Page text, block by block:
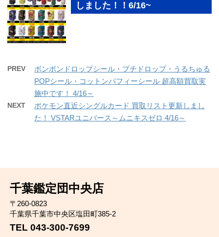
しました！！6/16~
PREV
ボンボンドロップシール・プチドロップ・うるちゅる
POPシール・コットンパフィーシール 超高額買取実
施中です！ 4/16～
NEXT
ポケモン直近シングルカード 買取リスト更新しまし
た！ VSTARユニバース～ムニキスゼロ 4/16～
千葉鑑定団中央店
〒260-0823
千葉県千葉市中央区塩田町385-2
TEL 043-300-7699